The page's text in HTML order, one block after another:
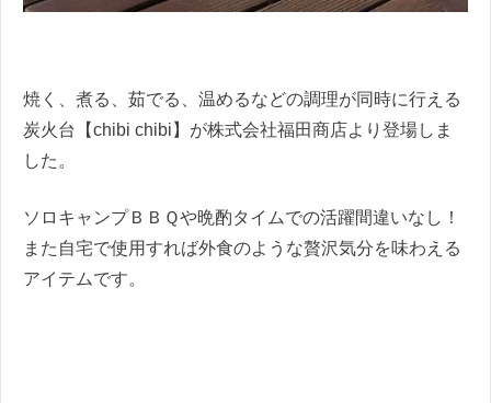
焼く、煮る、茹でる、温めるなどの調理が同時に行える
炭火台【chibi chibi】が株式会社福田商店より登場しま
した。
ソロキャンプＢＢＱや晩酌タイムでの活躍間違いなし！
また自宅で使用すれば外食のような贅沢気分を味わえる
アイテムです。